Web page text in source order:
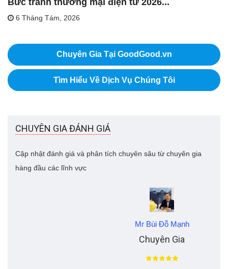
Bức tranh thương mại điện tử 2026...
6 Tháng Tám, 2026
Chuyên Gia Tại GoodGood.vn
Tìm Hiểu Về Dịch Vụ Chúng Tôi
CHUYÊN GIA ĐÁNH GIÁ
Cập nhật đánh giá và phân tích chuyên sâu từ chuyên gia
hàng đầu các lĩnh vực
Mr Bùi Đỗ Mạnh